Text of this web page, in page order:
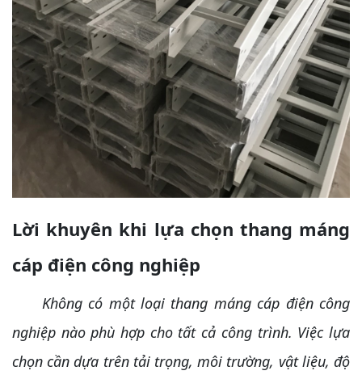
Lời khuyên khi lựa chọn thang máng
cáp điện công nghiệp
Không có một loại thang máng cáp điện công
nghiệp nào phù hợp cho tất cả công trình. Việc lựa
chọn cần dựa trên tải trọng, môi trường, vật liệu, độ